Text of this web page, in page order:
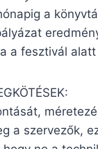
a
a fesztivál alatt
a szervezők,